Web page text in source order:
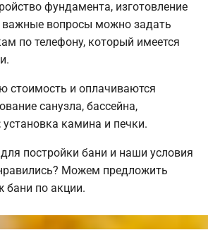
фундамента, изготовление
важные вопросы можно задать
по телефону, который имеется
стоимость и оплачиваются
санузла, бассейна,
установка камина и печки.
постройки бани и наши условия
Можем предложить
по акции.